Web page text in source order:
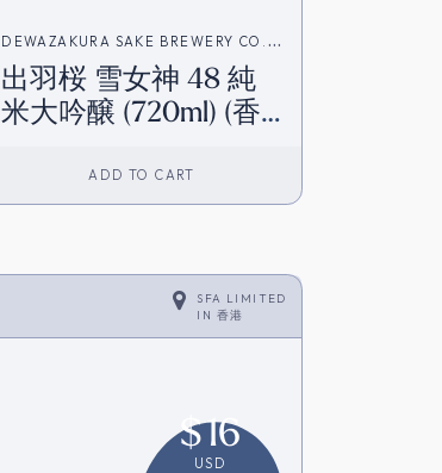
DEWAZAKURA SAKE BREWERY CO.
(出羽櫻酒造)
出羽桜 雪女神 48 純
米大吟醸 (720ml) (香
ADD TO CART
SFA LIMITED
IN 香港
$16
USD